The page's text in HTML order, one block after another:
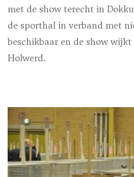
met de show terecht in
de sporthal in verband met
beschikbaar en de show
Holwerd.